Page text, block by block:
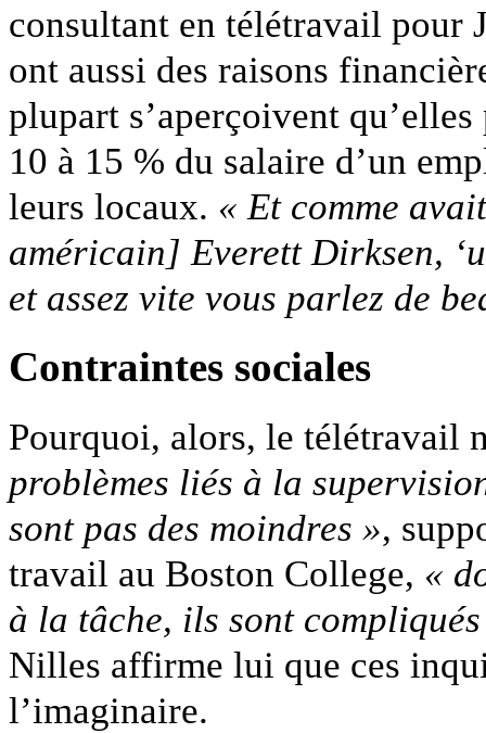
consultant en télétravail pour
ont aussi des raisons
plupart s’aperçoivent
10 à 15 % du salaire d’un
leurs locaux. « Et comme
américain] Everett Dirksen,
et assez vite vous parlez de
Contraintes sociales
Pourquoi, alors, le télétravail
problèmes liés à la
sont pas des moindres »,
travail au Boston College, «
à la tâche, ils sont
Nilles affirme lui que ces
l’imaginaire.